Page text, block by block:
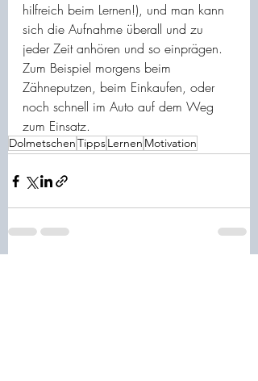
hilfreich beim Lernen!), und man kann
sich die Aufnahme überall und zu
jeder Zeit anhören und so einprägen.
Zum Beispiel morgens beim
Zähneputzen, beim Einkaufen, oder
noch schnell im Auto auf dem Weg
zum Einsatz.
DolmetschenTippsLernen Motivation